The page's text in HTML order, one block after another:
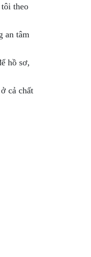
theo
an tâm
hồ sơ,
cả chất